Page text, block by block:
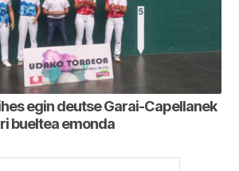
egin deutse Garai-Capellanek
bueltea emonda